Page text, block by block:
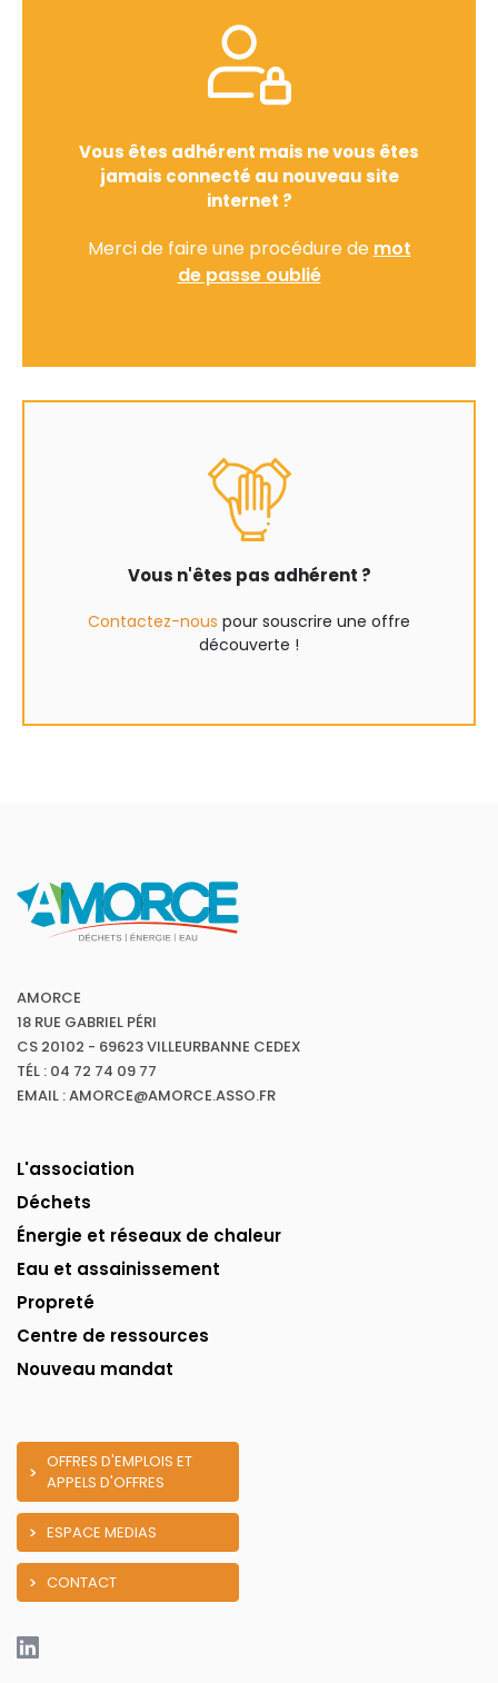
Vous êtes adhérent mais ne vous êtes
jamais connecté au nouveau site
internet ?
Merci de faire une procédure de mot
de passe oublié
Vous n'êtes pas adhérent ?
Contactez-nous pour souscrire une offre
découverte !
AMORCE
18 RUE GABRIEL PÉRI
CS 20102 - 69623 VILLEURBANNE CEDEX
TÉL : 04 72 74 09 77
EMAIL : AMORCE@AMORCE.ASSO.FR
L'association
Déchets
Énergie et réseaux de chaleur
Eau et assainissement
Propreté
Centre de ressources
Nouveau mandat
OFFRES D'EMPLOIS ET
APPELS D'OFFRES
ESPACE MEDIAS
CONTACT